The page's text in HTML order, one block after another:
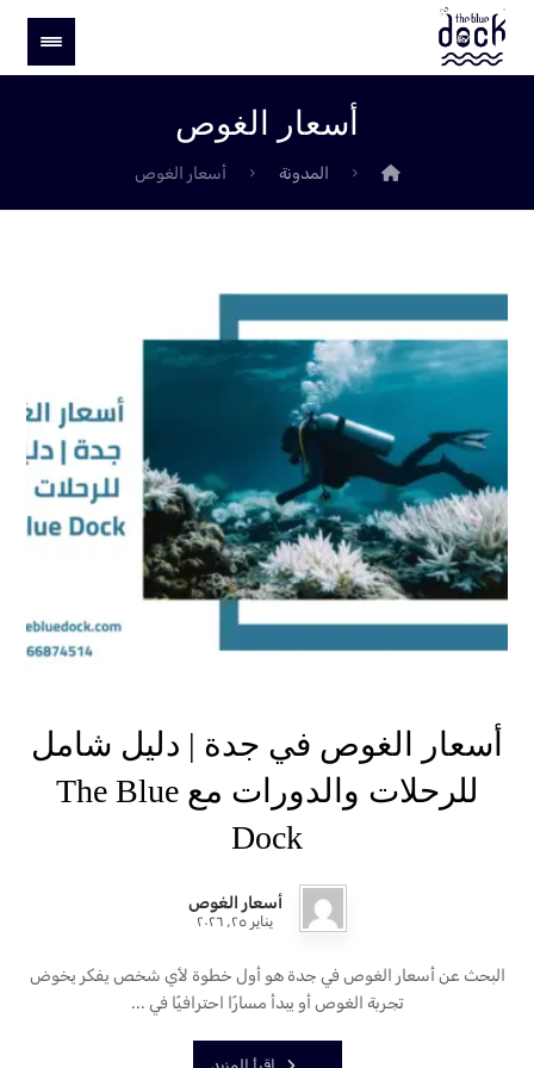
أسعار الغوص
المدونة أسعار الغوص
أسعار الغوص في جدة | دليل شامل
للرحلات والدورات مع The Blue
Dock
أسعار الغوص
يناير ٢٥, ٢٠٢٦
البحث عن أسعار الغوص في جدة هو أول خطوة لأي شخص يفكر يخوض
تجربة الغوص أو يبدأ مسارًا احترافيًا في ...